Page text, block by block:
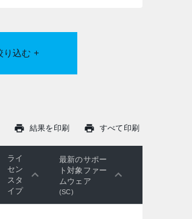
り込む +
結果を印刷 すべて印刷
ライ
セン
スタ
イプ
最新のサポー
ト対象ファー
ムウェア
(SC)